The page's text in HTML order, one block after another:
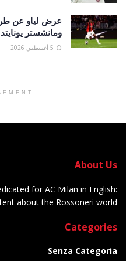
عرض لياو عن
ومانشستر
About Us
for AC Milan in English:
about the Rossoneri world.
Categories
Senza Categoria